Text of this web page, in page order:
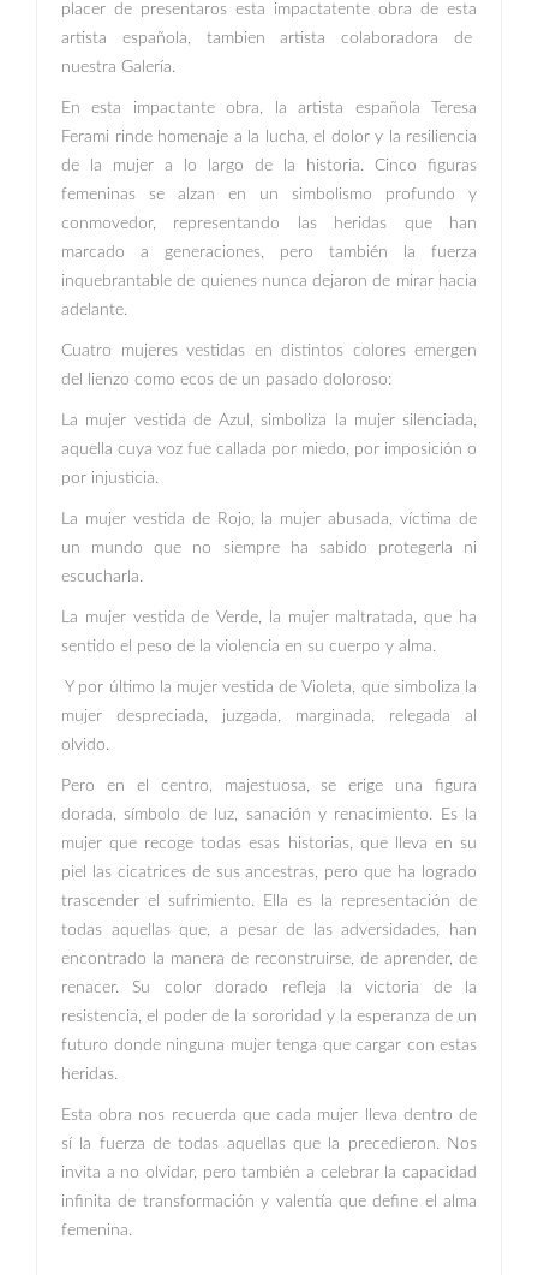
placer de presentaros esta impactatente obra de esta
artista española, tambien artista colaboradora de
nuestra Galería.
En esta impactante obra, la artista española Teresa
Ferami rinde homenaje a la lucha, el dolor y la resiliencia
de la mujer a lo largo de la historia. Cinco figuras
femeninas se alzan en un simbolismo profundo y
conmovedor, representando las heridas que han
marcado a generaciones, pero también la fuerza
inquebrantable de quienes nunca dejaron de mirar hacia
adelante.
Cuatro mujeres vestidas en distintos colores emergen
del lienzo como ecos de un pasado doloroso:
La mujer vestida de Azul, simboliza la mujer silenciada,
aquella cuya voz fue callada por miedo, por imposición o
por injusticia.
La mujer vestida de Rojo, la mujer abusada, víctima de
un mundo que no siempre ha sabido protegerla ni
escucharla.
La mujer vestida de Verde, la mujer maltratada, que ha
sentido el peso de la violencia en su cuerpo y alma.
Y por último la mujer vestida de Violeta, que simboliza la
mujer despreciada, juzgada, marginada, relegada al
olvido.
Pero en el centro, majestuosa, se erige una figura
dorada, símbolo de luz, sanación y renacimiento. Es la
mujer que recoge todas esas historias, que lleva en su
piel las cicatrices de sus ancestras, pero que ha logrado
trascender el sufrimiento. Ella es la representación de
todas aquellas que, a pesar de las adversidades, han
encontrado la manera de reconstruirse, de aprender, de
renacer. Su color dorado refleja la victoria de la
resistencia, el poder de la sororidad y la esperanza de un
futuro donde ninguna mujer tenga que cargar con estas
heridas.
Esta obra nos recuerda que cada mujer lleva dentro de
sí la fuerza de todas aquellas que la precedieron. Nos
invita a no olvidar, pero también a celebrar la capacidad
infinita de transformación y valentía que define el alma
femenina.